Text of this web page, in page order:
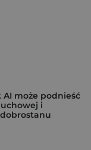
może podnieść
i